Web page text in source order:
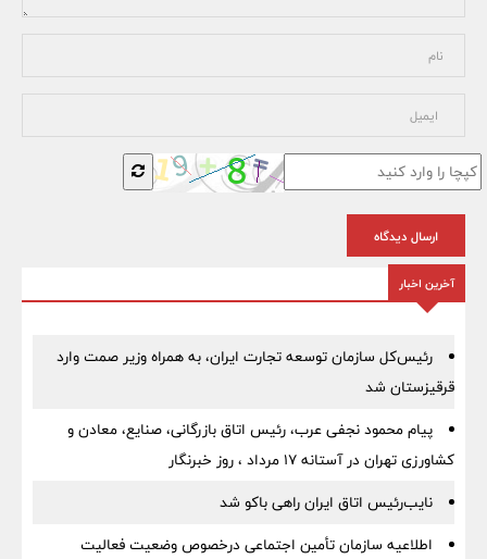
ارسال دیدگاه
آخرین اخبار
رئیس‌کل سازمان توسعه تجارت ایران، به همراه وزیر صمت وارد
قرقیزستان شد
پیام محمود نجفی عرب، رئیس اتاق بازرگانی، صنایع، معادن و
کشاورزی تهران در آستانه 17 مرداد ، روز خبرنگار
نایب‌رئیس اتاق ایران راهی باکو شد
اطلاعیه سازمان تأمین اجتماعی درخصوص وضعیت فعالیت